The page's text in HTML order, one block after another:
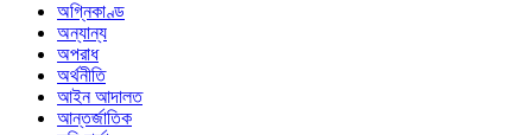
অগ্নিকাণ্ড
অন্যান্য
অপরাধ
অর্থনীতি
আইন আদালত
আন্তর্জাতিক